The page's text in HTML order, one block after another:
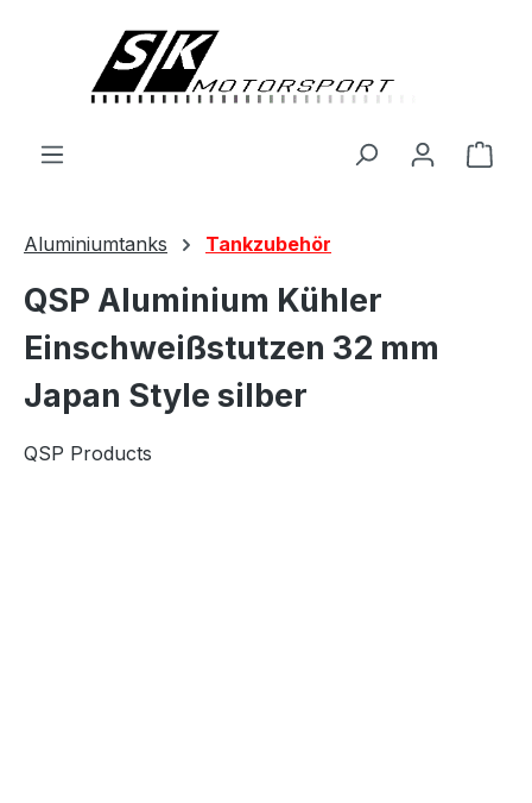
Aluminiumtanks Tankzubehör
QSP Aluminium Kühler
Einschweißstutzen 32 mm
Japan Style silber
QSP Products